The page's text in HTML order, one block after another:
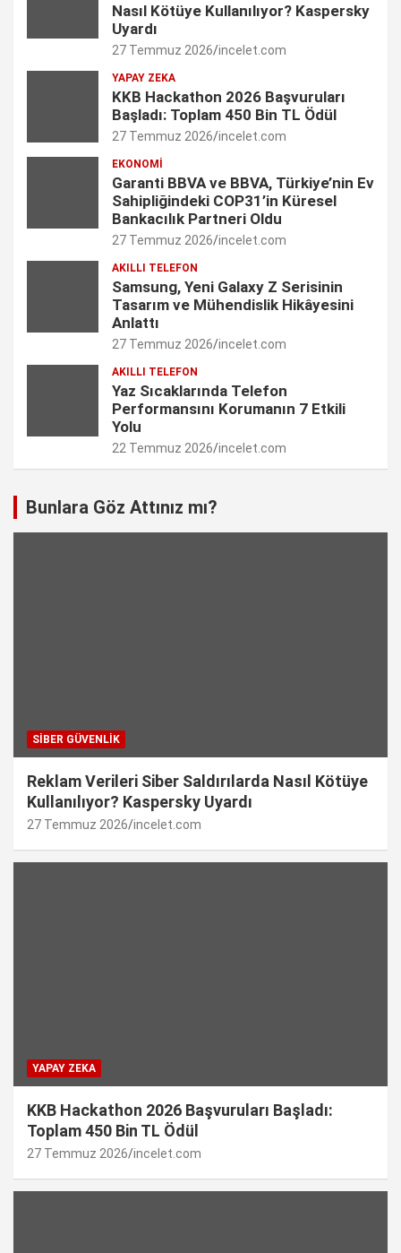
e
d
n
t
e
r
u
b
C
a
n
n
e
l
Nasıl Kötüye Kullanılıyor? Kaspersky
Uyardı
27 Temmuz 2026 incelet.com
YAPAY ZEKA
KKB Hackathon 2026 Başvuruları
Başladı: Toplam 450 Bin TL Ödül
27 Temmuz 2026 incelet.com
EKONOMI
Garanti BBVA ve BBVA, Türkiye’nin Ev
Sahipliğindeki COP31’in Küresel
Bankacılık Partneri Oldu
27 Temmuz 2026 incelet.com
AKILLI TELEFON
Samsung, Yeni Galaxy Z Serisinin
Tasarım ve Mühendislik Hikâyesini
Anlattı
27 Temmuz 2026 incelet.com
AKILLI TELEFON
Yaz Sıcaklarında Telefon
Performansını Korumanın 7 Etkili
Yolu
22 Temmuz 2026 incelet.com
Bunlara Göz Attınız mı?
SIBER GÜVENLIK
Reklam Verileri Siber Saldırılarda Nasıl Kötüye
Kullanılıyor? Kaspersky Uyardı
27 Temmuz 2026 incelet.com
YAPAY ZEKA
KKB Hackathon 2026 Başvuruları Başladı:
Toplam 450 Bin TL Ödül
27 Temmuz 2026 incelet.com